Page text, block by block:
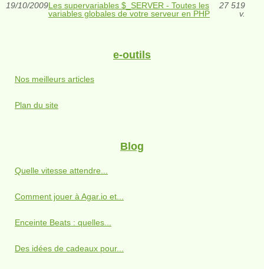
19/10/2009Les supervariables $_SERVER - Toutes les
variables globales de votre serveur en PHP
27 519
v.
e-outils
Nos meilleurs articles
Plan du site
Blog
Quelle vitesse attendre...
Comment jouer à Agar.io et...
Enceinte Beats : quelles...
Des idées de cadeaux pour...